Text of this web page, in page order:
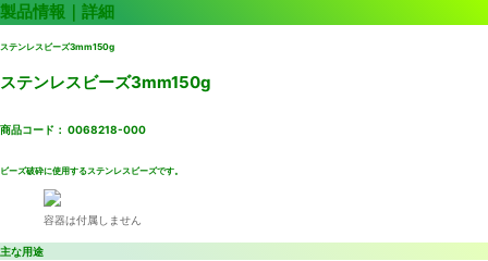
製品情報｜詳細
ステンレスビーズ3mm150g
ステンレスビーズ3mm150g
商品コード： 0068218-000
ビーズ破砕に使用するステンレスビーズです。
容器は付属しません
主な用途